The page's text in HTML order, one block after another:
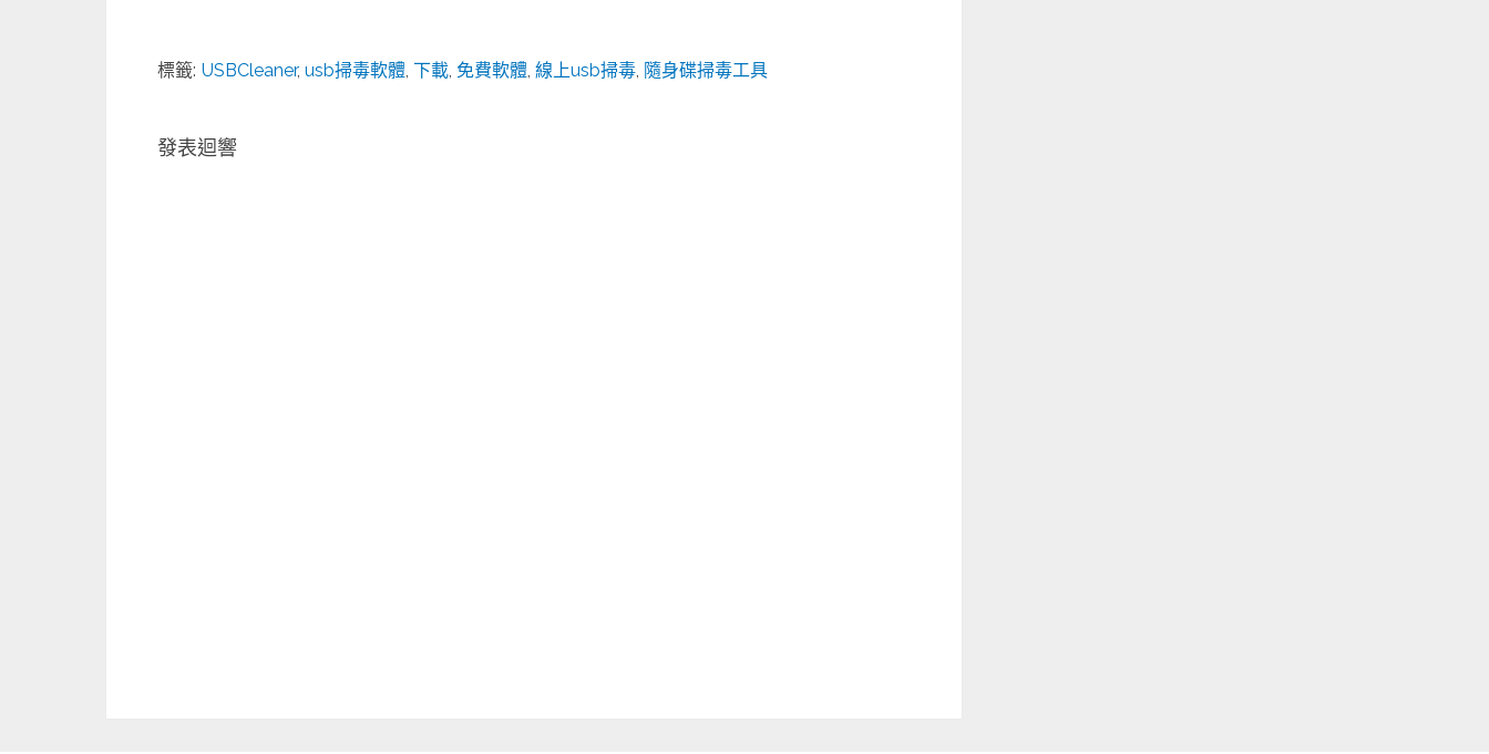
標籤: USBCleaner, usb掃毒軟體, 下載, 免費軟體, 線上usb掃毒, 隨身碟掃毒工具
發表迴響